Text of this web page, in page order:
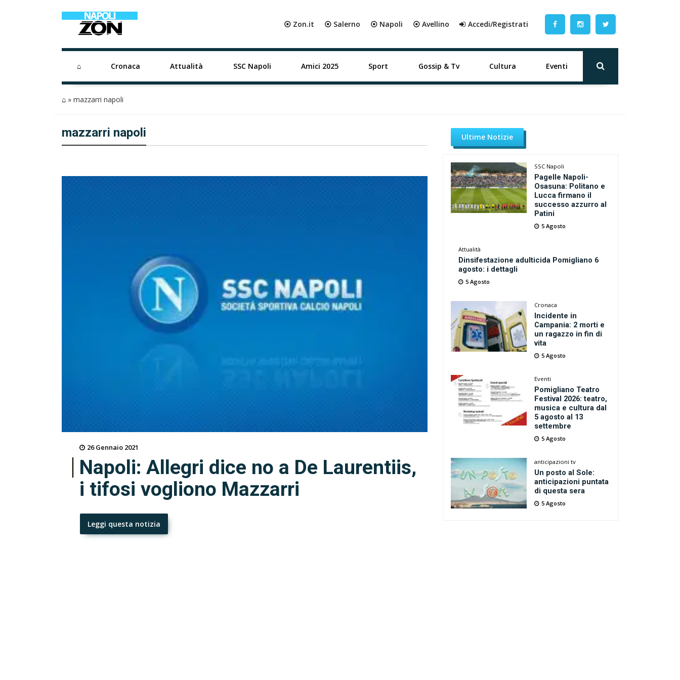
⦿ Zon.it ⦿ Salerno ⦿ Napoli ⦿ Avellino Accedi/Registrati
⌂ Cronaca Attualità SSC Napoli Amici 2025 Sport Gossip & Tv Cultura Eventi
⌂ » mazzarri napoli
mazzarri napoli
26 Gennaio 2021
Napoli: Allegri dice no a De Laurentiis,
i tifosi vogliono Mazzarri
Leggi questa notizia
Ultime Notizie
SSC Napoli
Pagelle Napoli-
Osasuna: Politano e
Lucca firmano il
successo azzurro al
Patini
5 Agosto
Attualità
Dinsifestazione adulticida Pomigliano 6
agosto: i dettagli
5 Agosto
Cronaca
Incidente in
Campania: 2 morti e
un ragazzo in fin di
vita
5 Agosto
Eventi
Pomigliano Teatro
Festival 2026: teatro,
musica e cultura dal
5 agosto al 13
settembre
5 Agosto
anticipazioni tv
Un posto al Sole:
anticipazioni puntata
di questa sera
5 Agosto